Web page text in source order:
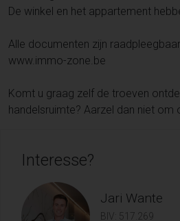
De winkel en het appartement
Alle documenten zijn
www.immo-zone.be
Komt u graag zelf de troeven
handelsruimte? Aarzel dan niet om
Interesse?
Jari Wante
BIV: 517.269